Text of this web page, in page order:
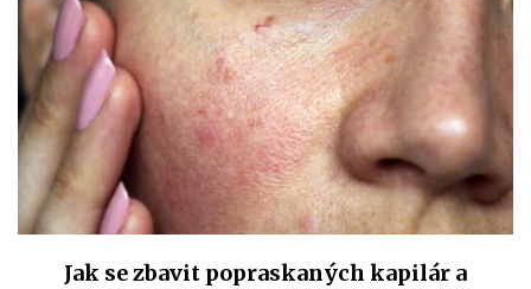
Jak se zbavit popraskaných kapilár a